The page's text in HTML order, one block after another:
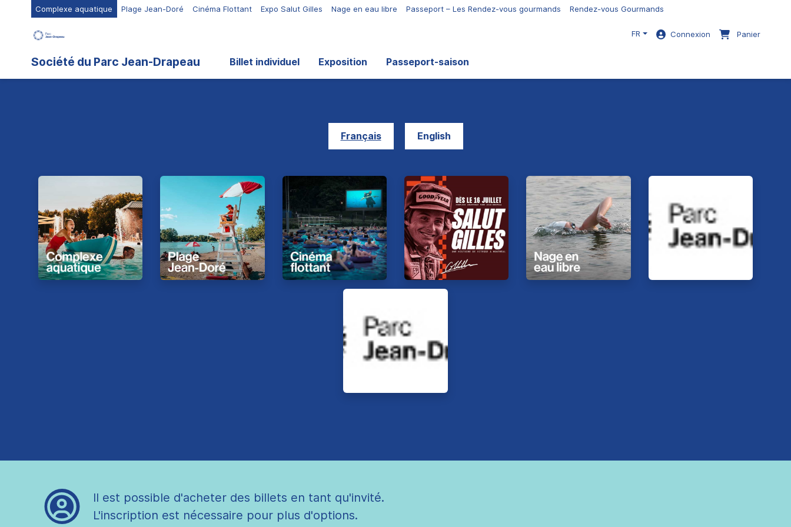
Complexe aquatique Plage Jean-Doré Cinéma Flottant Expo Salut Gilles Nage en eau libre Passeport – Les Rendez-vous gourmands Rendez-vous Gourmands
FR Connexion Panier
Société du Parc Jean-Drapeau Billet individuel Exposition Passeport-saison
Français English
Il est possible d'acheter des billets en tant qu'invité.
L'inscription est nécessaire pour plus d'options.